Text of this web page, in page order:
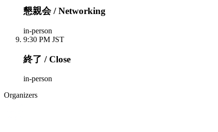
懇親会 / Networking
in-person
9:30 PM JST
終了 / Close
in-person
Organizers